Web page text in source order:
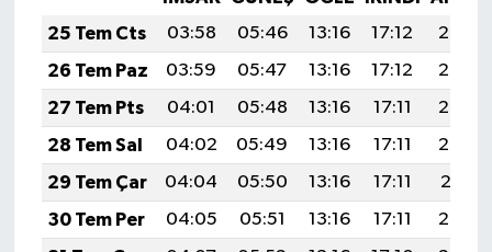
25 Tem Cts
03:58 05:46 13:16 17:12
20:35
26 Tem Paz
03:59 05:47 13:16 17:12
20:34
27 Tem Pts
04:01 05:48 13:16 17:11
20:33
28 Tem Sal
04:02 05:49 13:16 17:11
20:32
29 Tem Çar
04:04 05:50 13:16 17:11
20:31
30 Tem Per
04:05 05:51 13:16 17:11
20:30